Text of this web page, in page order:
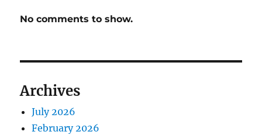
No comments to show.
Archives
July 2026
February 2026